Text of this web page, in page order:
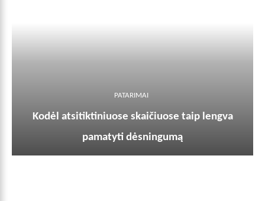
PATARIMAI
Kodėl atsitiktiniuose skaičiuose taip lengva
pamatyti dėsningumą